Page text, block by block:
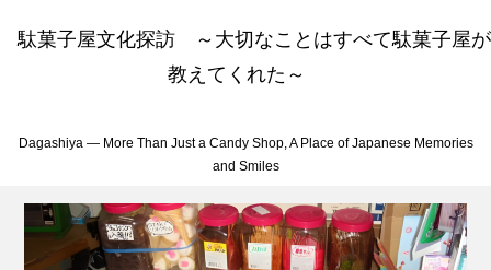
駄菓子屋文化探訪 ～大切なことはすべて駄菓子屋が
教えてくれた～
Dagashiya — More Than Just a Candy Shop, A Place of Japanese Memories
and Smiles